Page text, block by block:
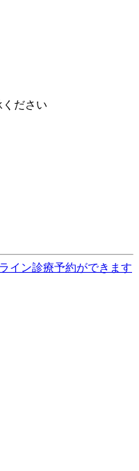
ださい
イン診療予約ができます